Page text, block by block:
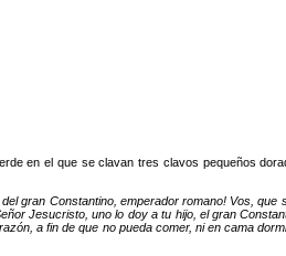
en el que se clavan tres clavos pequeños
gran Constantino, emperador romano! Vos, que
Jesucristo, uno lo doy a tu hijo, el gran
a fin de que no pueda comer, ni en cama